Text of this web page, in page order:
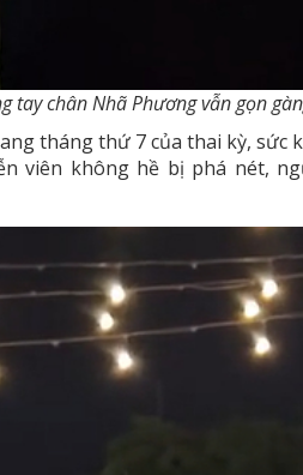
tay chân Nhã Phương vẫn gọn
tháng thứ 7 của thai kỳ, sức
viên không hề bị phá nét,